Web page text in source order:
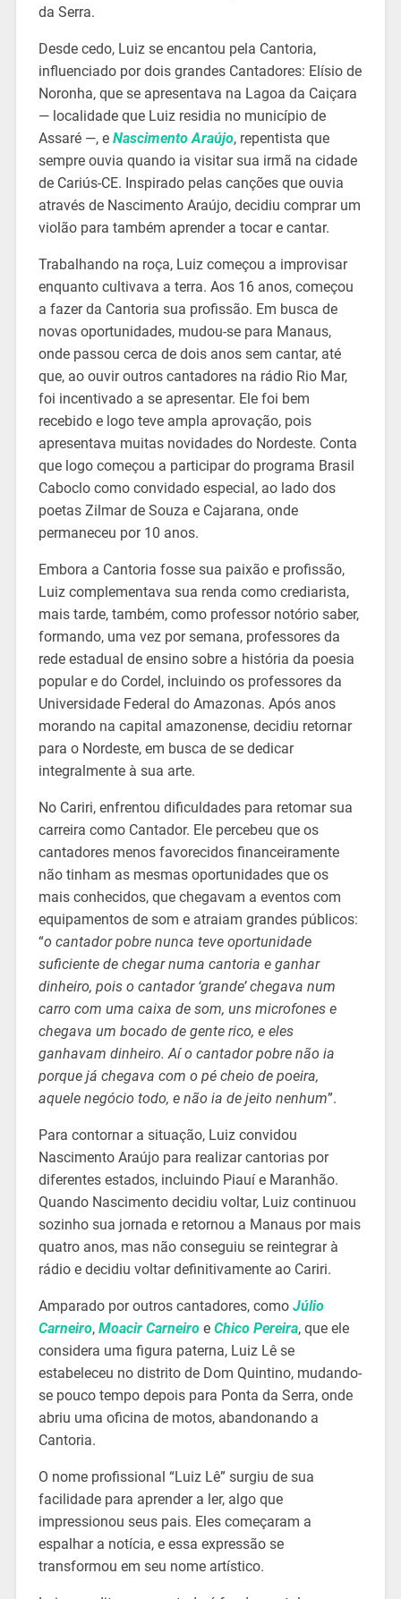
da Serra.
Desde cedo, Luiz se encantou pela Cantoria,
influenciado por dois grandes Cantadores: Elísio de
Noronha, que se apresentava na Lagoa da Caiçara
— localidade que Luiz residia no município de
Assaré —, e Nascimento Araújo, repentista que
sempre ouvia quando ia visitar sua irmã na cidade
de Cariús-CE. Inspirado pelas canções que ouvia
através de Nascimento Araújo, decidiu comprar um
violão para também aprender a tocar e cantar.
Trabalhando na roça, Luiz começou a improvisar
enquanto cultivava a terra. Aos 16 anos, começou
a fazer da Cantoria sua profissão. Em busca de
novas oportunidades, mudou-se para Manaus,
onde passou cerca de dois anos sem cantar, até
que, ao ouvir outros cantadores na rádio Rio Mar,
foi incentivado a se apresentar. Ele foi bem
recebido e logo teve ampla aprovação, pois
apresentava muitas novidades do Nordeste. Conta
que logo começou a participar do programa Brasil
Caboclo como convidado especial, ao lado dos
poetas Zilmar de Souza e Cajarana, onde
permaneceu por 10 anos.
Embora a Cantoria fosse sua paixão e profissão,
Luiz complementava sua renda como crediarista,
mais tarde, também, como professor notório saber,
formando, uma vez por semana, professores da
rede estadual de ensino sobre a história da poesia
popular e do Cordel, incluindo os professores da
Universidade Federal do Amazonas. Após anos
morando na capital amazonense, decidiu retornar
para o Nordeste, em busca de se dedicar
integralmente à sua arte.
No Cariri, enfrentou dificuldades para retomar sua
carreira como Cantador. Ele percebeu que os
cantadores menos favorecidos financeiramente
não tinham as mesmas oportunidades que os
mais conhecidos, que chegavam a eventos com
equipamentos de som e atraiam grandes públicos:
“o cantador pobre nunca teve oportunidade
suficiente de chegar numa cantoria e ganhar
dinheiro, pois o cantador ‘grande’ chegava num
carro com uma caixa de som, uns microfones e
chegava um bocado de gente rico, e eles
ganhavam dinheiro. Aí o cantador pobre não ia
porque já chegava com o pé cheio de poeira,
aquele negócio todo, e não ia de jeito nenhum”.
Para contornar a situação, Luiz convidou
Nascimento Araújo para realizar cantorias por
diferentes estados, incluindo Piauí e Maranhão.
Quando Nascimento decidiu voltar, Luiz continuou
sozinho sua jornada e retornou a Manaus por mais
quatro anos, mas não conseguiu se reintegrar à
rádio e decidiu voltar definitivamente ao Cariri.
Amparado por outros cantadores, como Júlio
Carneiro, Moacir Carneiroe Chico Pereira, que ele
considera uma figura paterna, Luiz Lê se
estabeleceu no distrito de Dom Quintino, mudando-
se pouco tempo depois para Ponta da Serra, onde
abriu uma oficina de motos, abandonando a
Cantoria.
O nome profissional “Luiz Lê” surgiu de sua
facilidade para aprender a ler, algo que
impressionou seus pais. Eles começaram a
espalhar a notícia, e essa expressão se
transformou em seu nome artístico.